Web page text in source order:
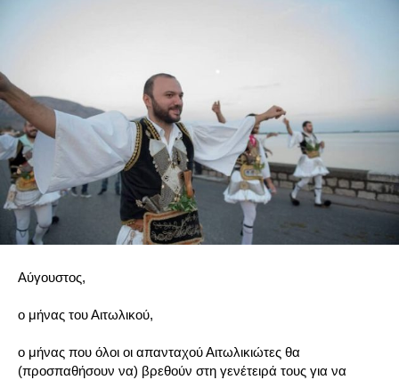
Αύγουστος,
ο μήνας του Αιτωλικού,
ο μήνας που όλοι οι απανταχού Αιτωλικιώτες θα
(προσπαθήσουν να) βρεθούν στη γενέτειρά τους για να